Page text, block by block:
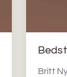
Britt